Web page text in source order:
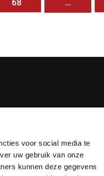
voor social media te
uw gebruik van onze
kunnen deze gegevens
68 …